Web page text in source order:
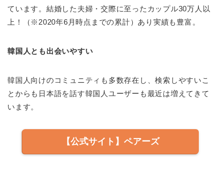
ています。結婚した夫婦・交際に至ったカップル30万人以
上！（※2020年6月時点までの累計）あり実績も豊富。
韓国人とも出会いやすい
韓国人向けのコミュニティも多数存在し、検索しやすいこ
とからも日本語を話す韓国人ユーザーも最近は増えてきて
います。
【公式サイト】ペアーズ